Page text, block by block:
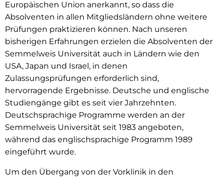
Europäischen Union anerkannt, so dass die
Absolventen in allen Mitgliedsländern ohne weitere
Prüfungen praktizieren können. Nach unseren
bisherigen Erfahrungen erzielen die Absolventen der
Semmelweis Universität auch in Ländern wie den
USA, Japan und Israel, in denen
Zulassungsprüfungen erforderlich sind,
hervorragende Ergebnisse. Deutsche und englische
Studiengänge gibt es seit vier Jahrzehnten.
Deutschsprachige Programme werden an der
Semmelweis Universität seit 1983 angeboten,
während das englischsprachige Programm 1989
eingeführt wurde.
Um den Übergang von der Vorklinik in den